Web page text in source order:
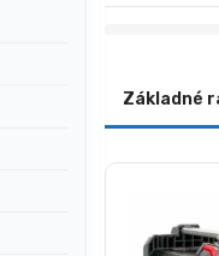
Základné